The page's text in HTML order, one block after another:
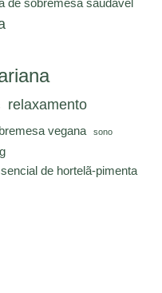
de sobremesa saudável
relaxamento
vegana sono
de hortelã-pimenta